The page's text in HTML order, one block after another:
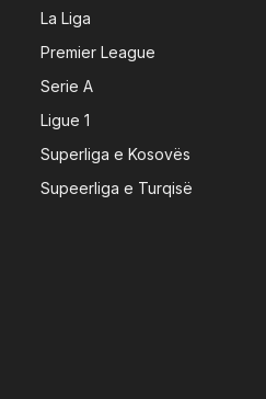
La Liga
Premier League
Serie A
Ligue 1
Superliga e Kosovës
Supeerliga e Turqisë